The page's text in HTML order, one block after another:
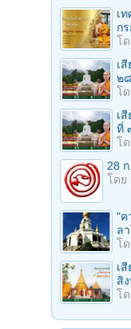
เ
ก
โ
เ
๒
โ
เ
ที่
โ
28
โดย
"ค
ล
โ
เ
สิ
โ